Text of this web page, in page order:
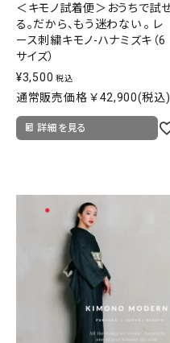
INFORMATION
＜キモノ試着便＞おうちで試
る。だから、もう迷わない 。 レ
ース刺繍キモノ-ハナミズキ（6
サイズ）
¥3,500 税込
通常販売価格 ￥42,900(税込)
詳細を見る